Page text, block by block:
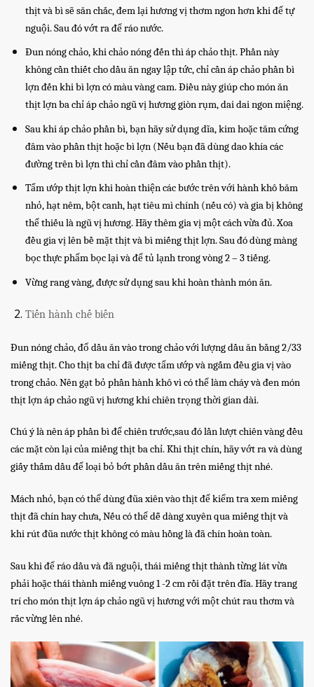
thịt và bì sẽ săn chắc, đem lại hương vị thơm ngon hơn khi để tự
nguội. Sau đó vớt ra để ráo nước.
Đun nóng chảo, khi chảo nóng đến thì áp chảo thịt. Phần này
không cần thiết cho dầu ăn ngay lập tức, chỉ cần áp chảo phần bì
lợn đến khi bì lợn có màu vàng cam. Điều này giúp cho món ăn
thịt lợn ba chỉ áp chảo ngũ vị hương giòn rụm, dai dai ngon miệng.
Sau khi áp chảo phần bì, bạn hãy sử dụng dĩa, kim hoặc tăm cứng
đâm vào phần thịt hoặc bì lợn (Nếu bạn đã dùng dao khía các
đường trên bì lợn thì chỉ cần đâm vào phần thịt).
Tẩm ướp thịt lợn khi hoàn thiện các bước trên với hành khô băm
nhỏ, hạt nêm, bột canh, hạt tiêu mì chính (nếu có) và gia bị không
thể thiếu là ngũ vị hương. Hãy thêm gia vị một cách vừa đủ. Xoa
đều gia vị lên bề mặt thịt và bì miếng thịt lợn. Sau đó dùng màng
bọc thực phẩm bọc lại và để tủ lạnh trong vòng 2 – 3 tiếng.
Vừng rang vàng, được sử dụng sau khi hoàn thành món ăn.
Tiến hành chế biến
Đun nóng chảo, đổ dầu ăn vào trong chảo với lượng dầu ăn bằng 2/33
miếng thịt. Cho thịt ba chỉ đã được tẩm ướp và ngấm đều gia vị vào
trong chảo. Nên gạt bỏ phần hành khô vì có thể làm cháy và đen món
thịt lợn áp chảo ngũ vị hương khi chiên trọng thời gian dài.
Chú ý là nên áp phần bì để chiên trước,sau đó lần lượt chiên vàng đều
các mặt còn lại của miếng thịt ba chỉ. Khi thịt chín, hãy vớt ra và dùng
giấy thấm dầu để loại bỏ bớt phần dầu ăn trên miếng thịt nhé.
Mách nhỏ, bạn có thể dùng đũa xiên vào thịt để kiểm tra xem miếng
thịt đã chín hay chưa, Nếu có thể dễ dàng xuyên qua miếng thịt và
khi rút đũa nước thịt không có màu hồng là đã chín hoàn toàn.
Sau khi để ráo dầu và đã nguội, thái miếng thịt thành từng lát vừa
phải hoặc thái thành miếng vuông 1 -2 cm rồi đặt trên đĩa. Hãy trang
trí cho món thịt lợn áp chảo ngũ vị hương với một chút rau thơm và
rắc vừng lên nhé.